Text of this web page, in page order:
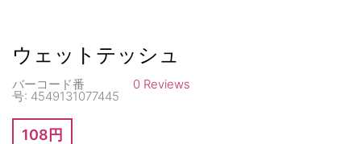
ウェットテッシュ
バーコード番
号: 4549131077445
0 Reviews
108円